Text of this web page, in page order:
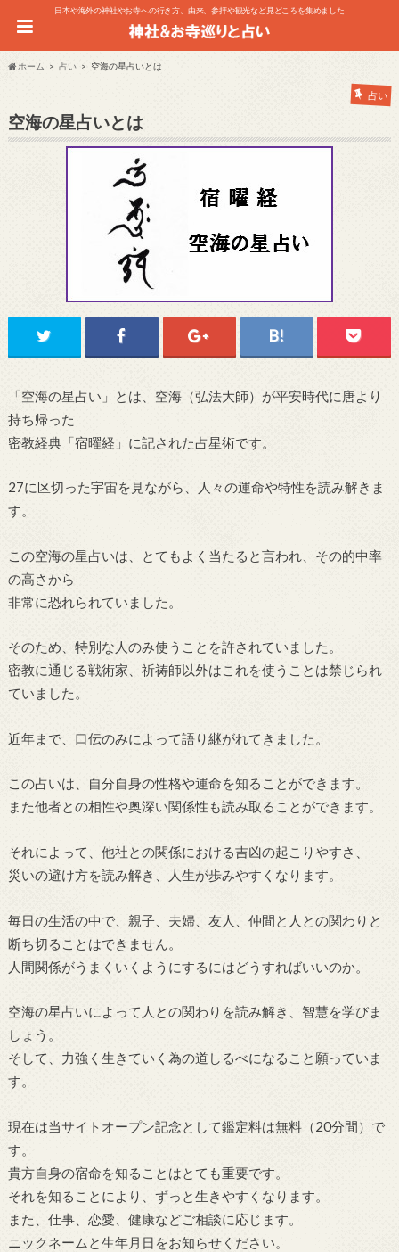
日本や海外の神社やお寺への行き方、由来、参拝や観光など見どころを集めました
ホーム 占い 空海の星占いとは
占い
空海の星占いとは
「空海の星占い」とは、空海（弘法大師）が平安時代に唐より
持ち帰った
密教経典「宿曜経」に記された占星術です。
27に区切った宇宙を見ながら、人々の運命や特性を読み解きま
す。
この空海の星占いは、とてもよく当たると言われ、その的中率
の高さから
非常に恐れられていました。
そのため、特別な人のみ使うことを許されていました。
密教に通じる戦術家、祈祷師以外はこれを使うことは禁じられ
ていました。
近年まで、口伝のみによって語り継がれてきました。
この占いは、自分自身の性格や運命を知ることができます。
また他者との相性や奥深い関係性も読み取ることができます。
それによって、他社との関係における吉凶の起こりやすさ、
災いの避け方を読み解き、人生が歩みやすくなります。
毎日の生活の中で、親子、夫婦、友人、仲間と人との関わりと
断ち切ることはできません。
人間関係がうまくいくようにするにはどうすればいいのか。
空海の星占いによって人との関わりを読み解き、智慧を学びま
しょう。
そして、力強く生きていく為の道しるべになること願っていま
す。
現在は当サイトオープン記念として鑑定料は無料（20分間）で
す。
貴方自身の宿命を知ることはとても重要です。
それを知ることにより、ずっと生きやすくなります。
また、仕事、恋愛、健康などご相談に応じます。
ニックネームと生年月日をお知らせください。